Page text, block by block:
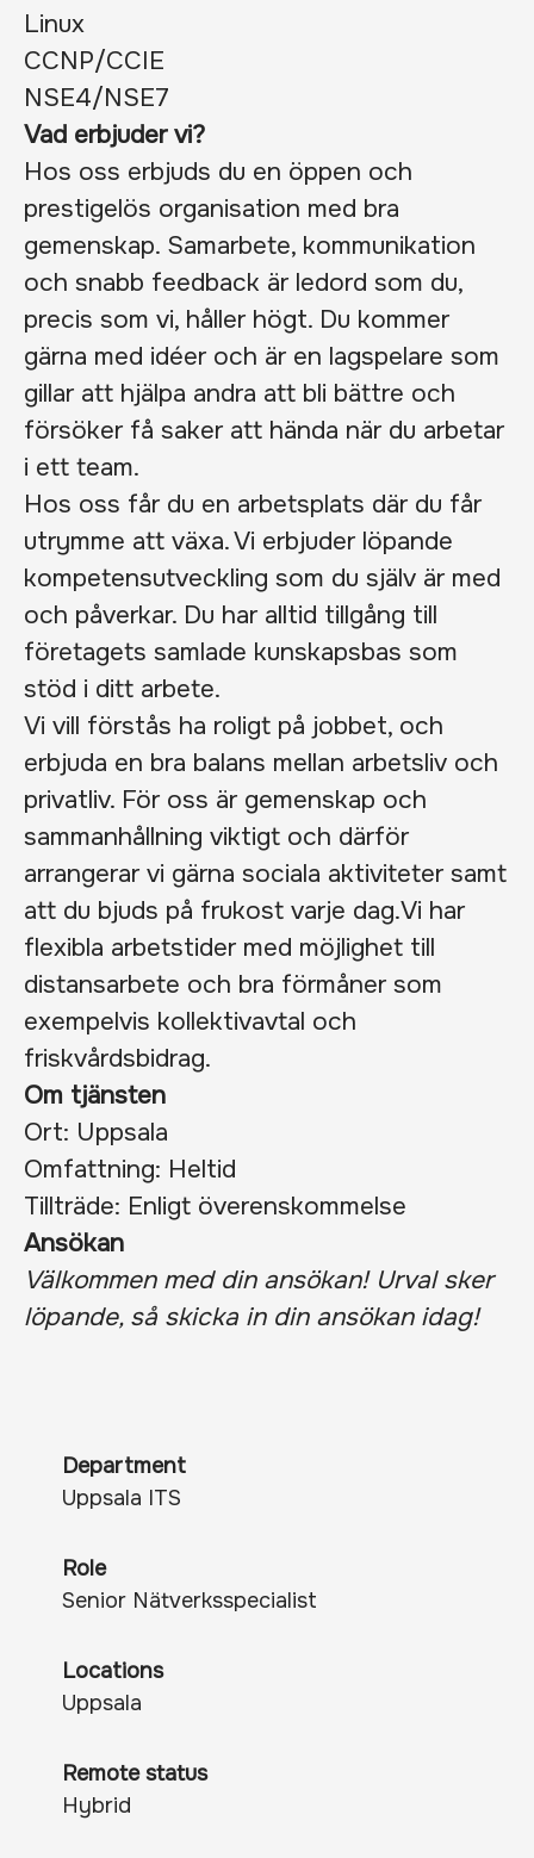
Linux
CCNP/CCIE
NSE4/NSE7
Vad erbjuder vi?
Hos oss erbjuds du en öppen och
prestigelös organisation med bra
gemenskap. Samarbete, kommunikation
och snabb feedback är ledord som du,
precis som vi, håller högt. Du kommer
gärna med idéer och är en lagspelare som
gillar att hjälpa andra att bli bättre och
försöker få saker att hända när du arbetar
i ett team.
Hos oss får du en arbetsplats där du får
utrymme att växa. Vi erbjuder löpande
kompetensutveckling som du själv är med
och påverkar. Du har alltid tillgång till
företagets samlade kunskapsbas som
stöd i ditt arbete.
Vi vill förstås ha roligt på jobbet, och
erbjuda en bra balans mellan arbetsliv och
privatliv. För oss är gemenskap och
sammanhållning viktigt och därför
arrangerar vi gärna sociala aktiviteter samt
att du bjuds på frukost varje dag.Vi har
flexibla arbetstider med möjlighet till
distansarbete och bra förmåner som
exempelvis kollektivavtal och
friskvårdsbidrag.
Om tjänsten
Ort: Uppsala
Omfattning: Heltid
Tillträde: Enligt överenskommelse
Ansökan
Välkommen med din ansökan! Urval sker
löpande, så skicka in din ansökan idag!
Department
Uppsala ITS
Role
Senior Nätverksspecialist
Locations
Uppsala
Remote status
Hybrid